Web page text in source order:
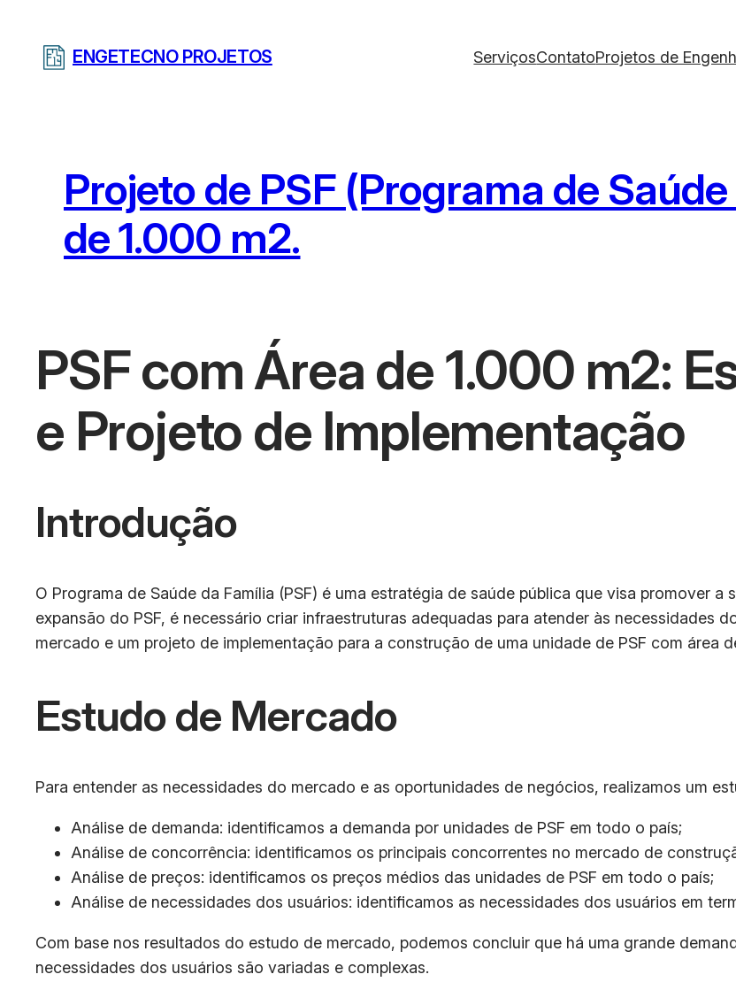
ENGETECNO PROJETOS ServiçosContatoProjetos de
Projeto de PSF (Programa de
de 1.000 m2.
PSF com Área de 1.000 m2:
e Projeto de Implementação
Introdução
O Programa de Saúde da Família (PSF) é uma estratégia de saúde pública que visa promover
expansão do PSF, é necessário criar infraestruturas adequadas para atender às necessidades
mercado e um projeto de implementação para a construção de uma unidade de PSF com área
Estudo de Mercado
Para entender as necessidades do mercado e as oportunidades de negócios, realizamos um
Análise de demanda: identificamos a demanda por unidades de PSF em todo o país;
Análise de concorrência: identificamos os principais concorrentes no mercado de
Análise de preços: identificamos os preços médios das unidades de PSF em todo o país;
Análise de necessidades dos usuários: identificamos as necessidades dos usuários em
Com base nos resultados do estudo de mercado, podemos concluir que há uma grande
necessidades dos usuários são variadas e complexas.